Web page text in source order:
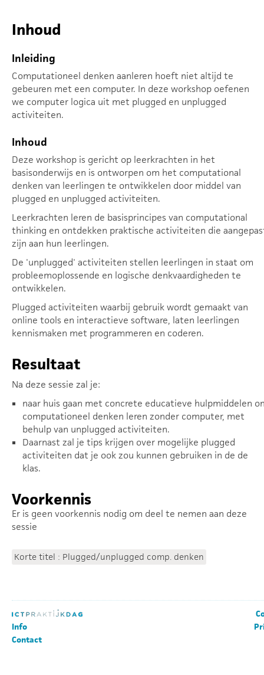
Inhoud
Inleiding
Computationeel denken aanleren hoeft niet altijd te
gebeuren met een computer. In deze workshop oefenen
we computer logica uit met plugged en unplugged
activiteiten.
Inhoud
Deze workshop is gericht op leerkrachten in het
basisonderwijs en is ontworpen om het computational
denken van leerlingen te ontwikkelen door middel van
plugged en unplugged activiteiten.
Leerkrachten leren de basisprincipes van computational
thinking en ontdekken praktische activiteiten die
zijn aan hun leerlingen.
De 'unplugged' activiteiten stellen leerlingen in staat om
probleemoplossende en logische denkvaardigheden te
ontwikkelen.
Plugged activiteiten waarbij gebruik wordt gemaakt van
online tools en interactieve software, laten leerlingen
kennismaken met programmeren en coderen.
Resultaat
Na deze sessie zal je:
naar huis gaan met concrete educatieve hulpmiddelen
computationeel denken leren zonder computer, met
behulp van unplugged activiteiten.
Daarnast zal je tips krijgen over mogelijke plugged
activiteiten dat je ook zou kunnen gebruiken in de de
klas.
Voorkennis
Er is geen voorkennis nodig om deel te nemen aan deze
sessie
Korte titel : Plugged/unplugged comp. denken
Info
Contact